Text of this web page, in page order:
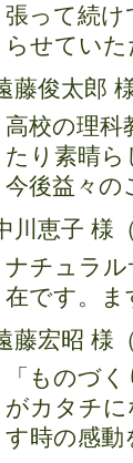
張って続け
らせてい
藤俊太郎
高校の理科
たり素晴
今後益々の
川恵子 様
ナチュラル
在です。ま
藤宏昭 様
「ものづ
がカタチ
す時の感動